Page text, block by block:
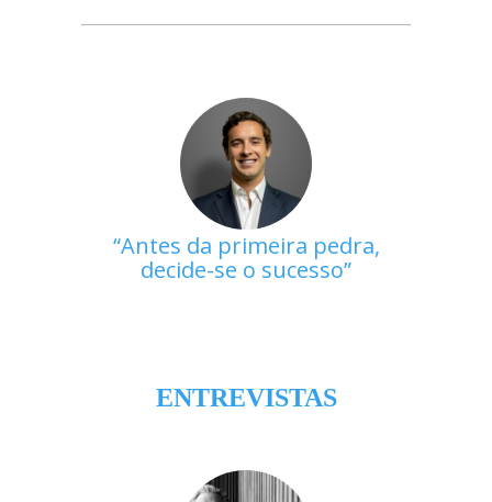
Antes da primeira pedra,
decide-se o sucesso
ENTREVISTAS